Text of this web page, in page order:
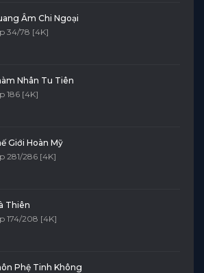
Âm Chi Ngoại
34/78 [4K]
Nhân Tu Tiên
186 [4K]
Giới Hoàn Mỹ
281/286 [4K]
Thiên
174/208 [4K]
Phệ Tinh Không